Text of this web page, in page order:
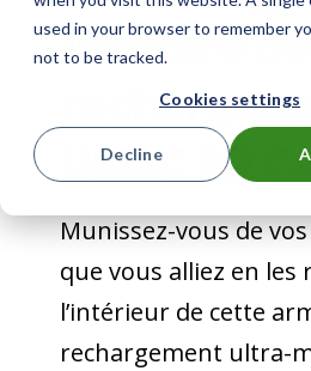
used in your browser to remember
not to be tracked.
Cookies settings
Decline
Armoire de
USB-C PD
Munissez-vous de
que vous alliez en les
l’intérieur de cette
rechargement ultra-